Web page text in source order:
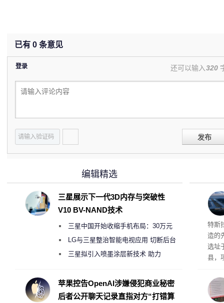
已有 0 条意见
登录 还可以输入320
发布
特斯
造的
选址
县，
在
疑
建
编辑精选
三星展示下一代3D内存与突破性
V10 BV-NAND技术
三星中国开始收缩手机布局：30万元
月销售额不达标门店 将被逐步清退
LG与三星整治智能电视应用 切断后台
偷偷共享带宽的违规行为
三星拟引入喷墨涂层新技术 助力
度
苹果控告OpenAI涉嫌侵犯商业秘密
后者公开聊天记录直指对方“打错算